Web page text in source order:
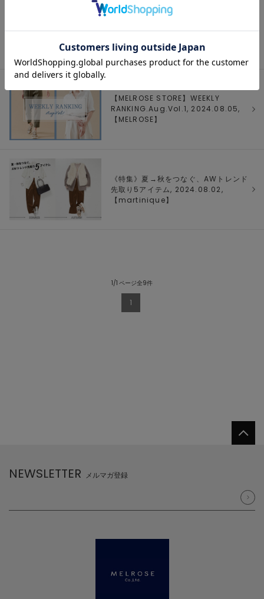
MELROSE STORE限定！人気のプリント
Tシャツが数量限定復活✨, 2024.08.08,
【MELROSE STORE】WEEKLY
RANKING.Aug.Vol.1, 2024.08.05,
【 MELROSE】
《特集》夏→秋をつなぐ、AWトレンド
先取り5アイテム, 2024.08.02,
【 martinique】
1/1 ページ全9件
1
NEWSLETTER メルマガ登録